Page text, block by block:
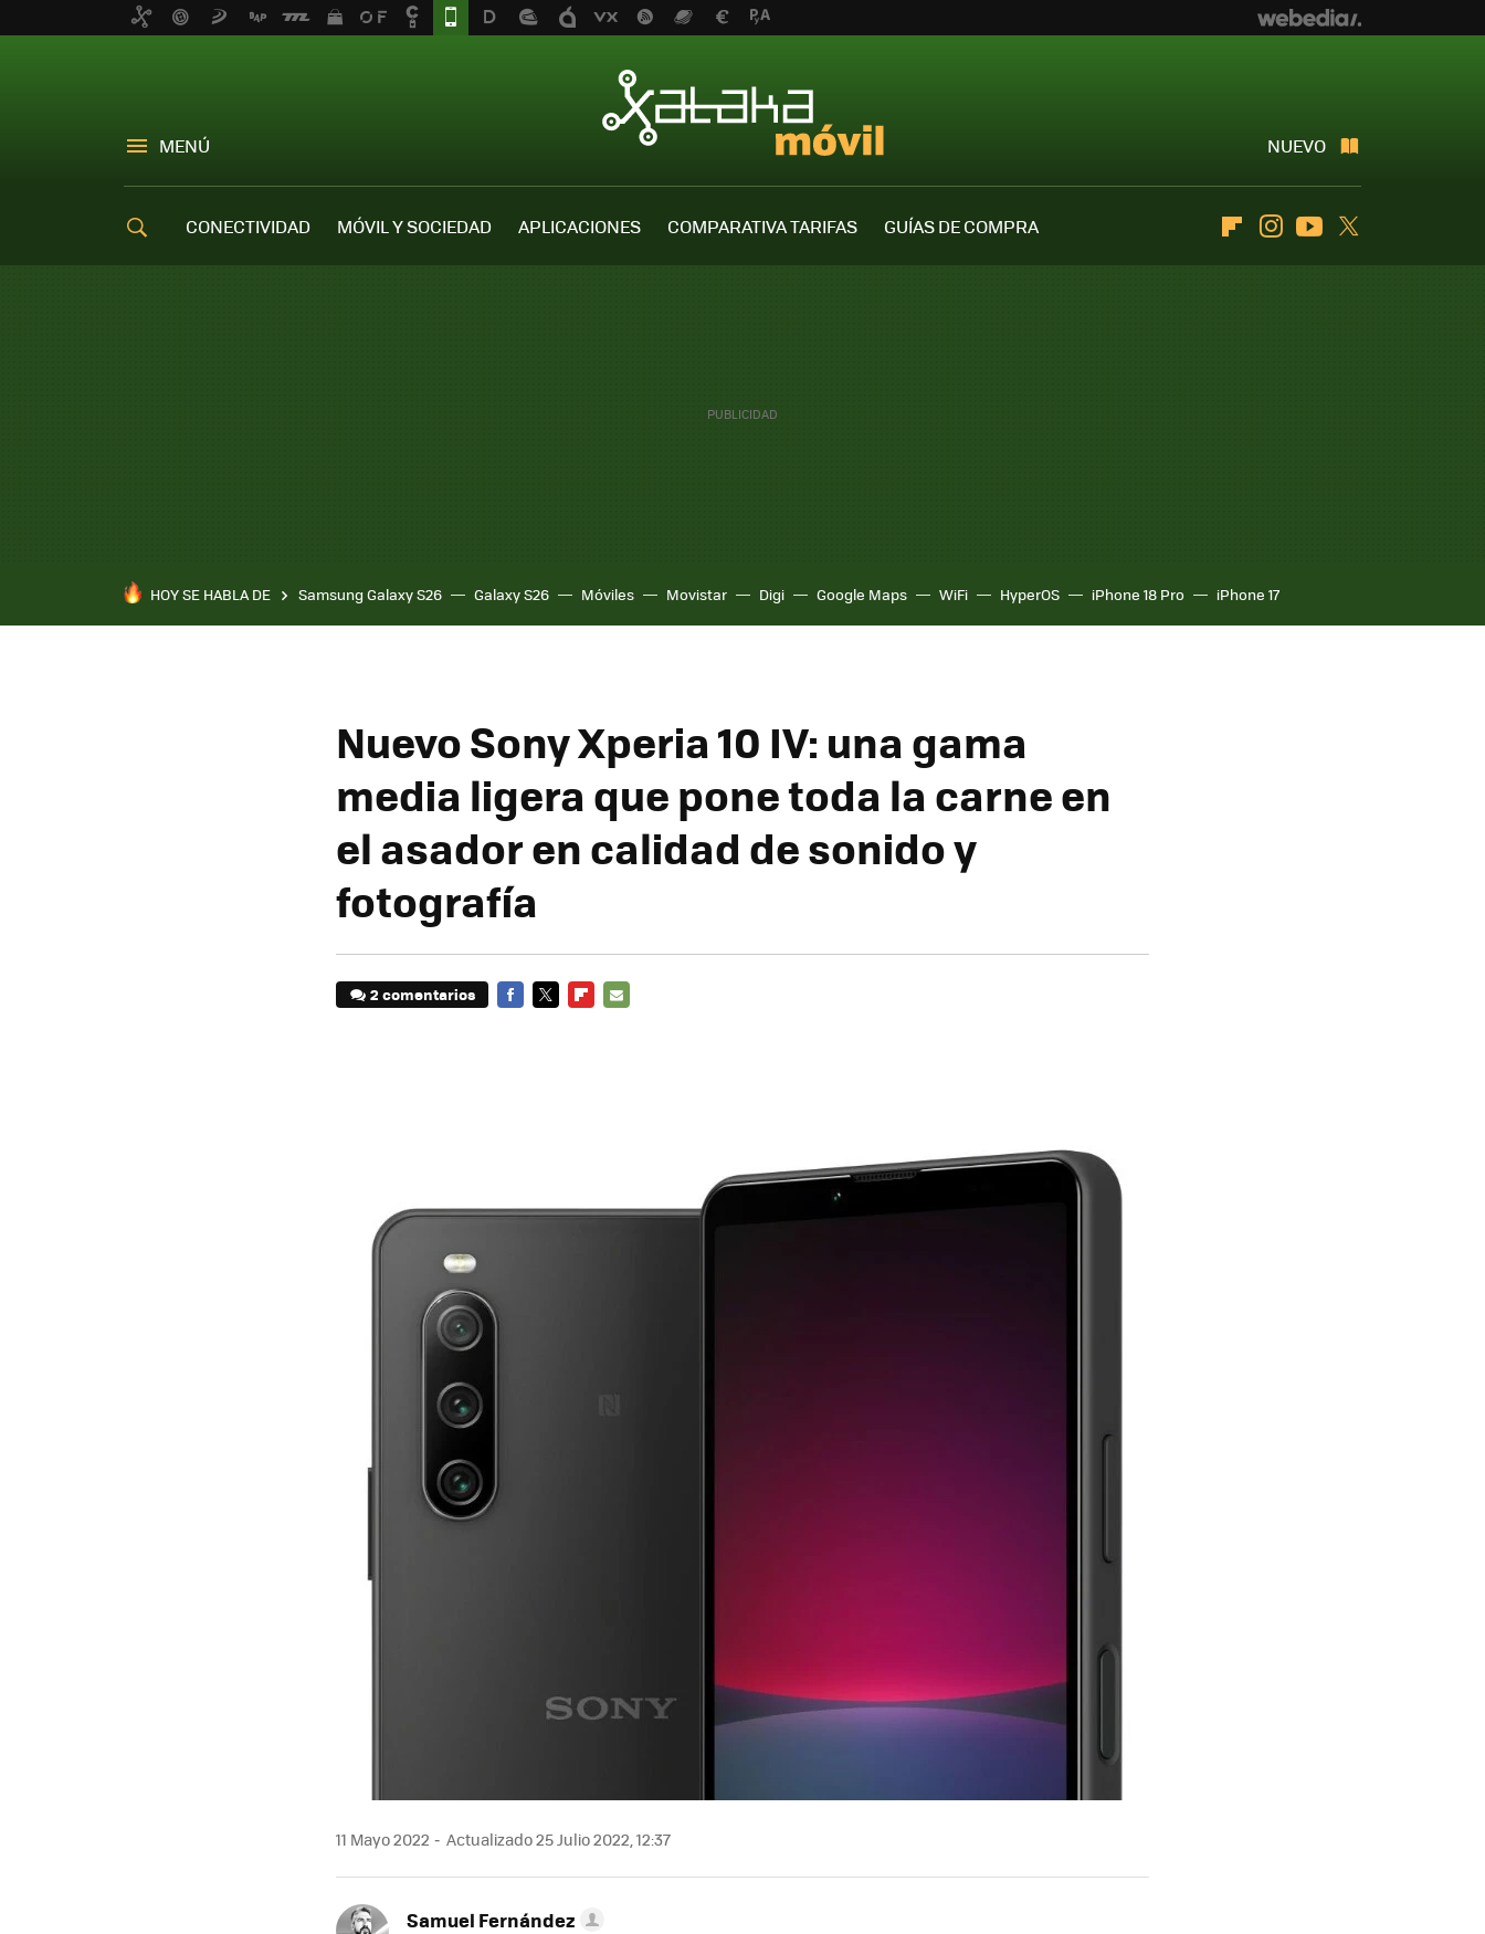
MENÚ NUEVO
CONECTIVIDAD MÓVIL Y SOCIEDAD APLICACIONES COMPARATIVA TARIFAS
GUÍAS DE COMPRA
FlipboardInstagramYoutube
HOY SE HABLA DE Samsung Galaxy S26 Galaxy S26 Móviles Movistar Digi Google Maps WiFi HyperOS iPhone 18 Pro iPhone 17
Nuevo Sony Xperia 10 IV: una gama
media ligera que pone toda la carne en
el asador en calidad de sonido y
fotografía
2 comentarios
11 Mayo 2022 Actualizado 25 Julio 2022, 12:37
Samuel Fernández